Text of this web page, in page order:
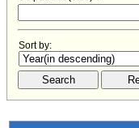
Sort by: